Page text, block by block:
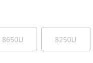
8650U 8250U